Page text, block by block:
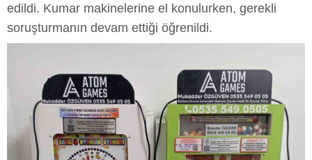
edildi. Kumar makinelerine el konulurken, gerekli
soruşturmanın devam ettiği öğrenildi.